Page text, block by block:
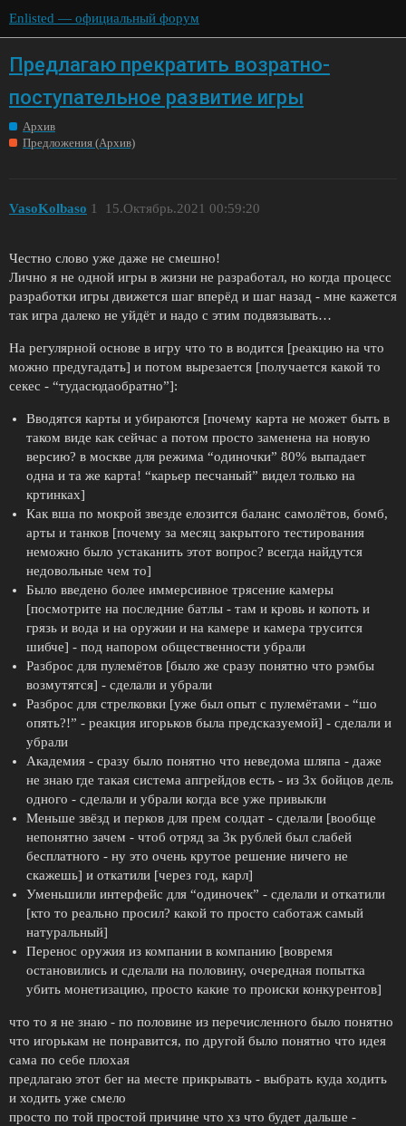
Enlisted — официальный форум
Предлагаю прекратить возратно-
поступательное развитие игры
Архив
Предложения (Архив)
VasoKolbaso 15.Октябрь.2021 00:59:20
1
Честно слово уже даже не смешно!
Лично я не одной игры в жизни не разработал, но когда процесс
разработки игры движется шаг вперёд и шаг назад - мне кажется
так игра далеко не уйдёт и надо с этим подвязывать…
На регулярной основе в игру что то в водится [реакцию на что
можно предугадать] и потом вырезается [получается какой то
секес - “тудасюдаобратно”]:
Вводятся карты и убираются [почему карта не может быть в
таком виде как сейчас а потом просто заменена на новую
версию? в москве для режима “одиночки” 80% выпадает
одна и та же карта! “карьер песчаный” видел только на
кртинках]
Как вша по мокрой звезде елозится баланс самолётов, бомб,
арты и танков [почему за месяц закрытого тестирования
неможно было устаканить этот вопрос? всегда найдутся
недовольные чем то]
Было введено более иммерсивное трясение камеры
[посмотрите на последние батлы - там и кровь и копоть и
грязь и вода и на оружии и на камере и камера трусится
шибче] - под напором общественности убрали
Разброс для пулемётов [было же сразу понятно что рэмбы
возмутятся] - сделали и убрали
Разброс для стрелковки [уже был опыт с пулемётами - “шо
опять?!” - реакция игорьков была предсказуемой] - сделали и
убрали
Академия - сразу было понятно что неведома шляпа - даже
не знаю где такая система апгрейдов есть - из 3х бойцов дель
одного - сделали и убрали когда все уже привыкли
Меньше звёзд и перков для прем солдат - сделали [вообще
непонятно зачем - чтоб отряд за 3к рублей был слабей
бесплатного - ну это очень крутое решение ничего не
скажешь] и откатили [через год, карл]
Уменьшили интерфейс для “одиночек” - сделали и откатили
[кто то реально просил? какой то просто саботаж самый
натуральный]
Перенос оружия из компании в компанию [вовремя
остановились и сделали на половину, очередная попытка
убить монетизацию, просто какие то происки конкурентов]
что то я не знаю - по половине из перечисленного было понятно
что игорькам не понравится, по другой было понятно что идея
сама по себе плохая
предлагаю этот бег на месте прикрывать - выбрать куда ходить
и ходить уже смело
просто по той простой причине что хз что будет дальше -